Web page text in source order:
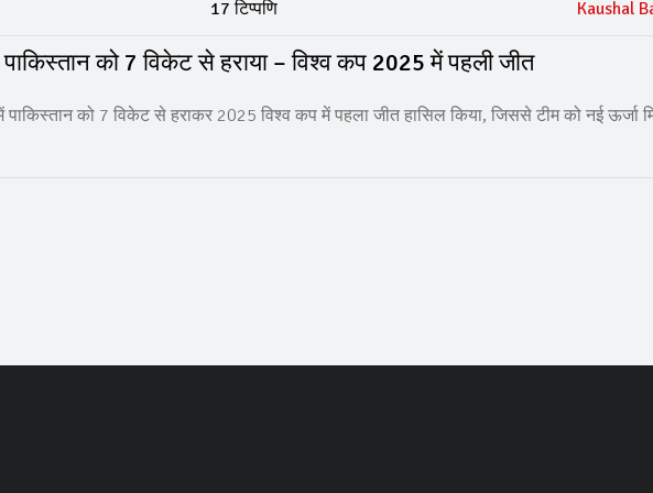
17 टिप्पणि Kaushal
को 7 विकेट से हराया – विश्व कप 2025 में पहली जीत
पाकिस्तान को 7 विकेट से हराकर 2025 विश्व कप में पहला जीत हासिल किया, जिससे टीम को नई ऊर्जा